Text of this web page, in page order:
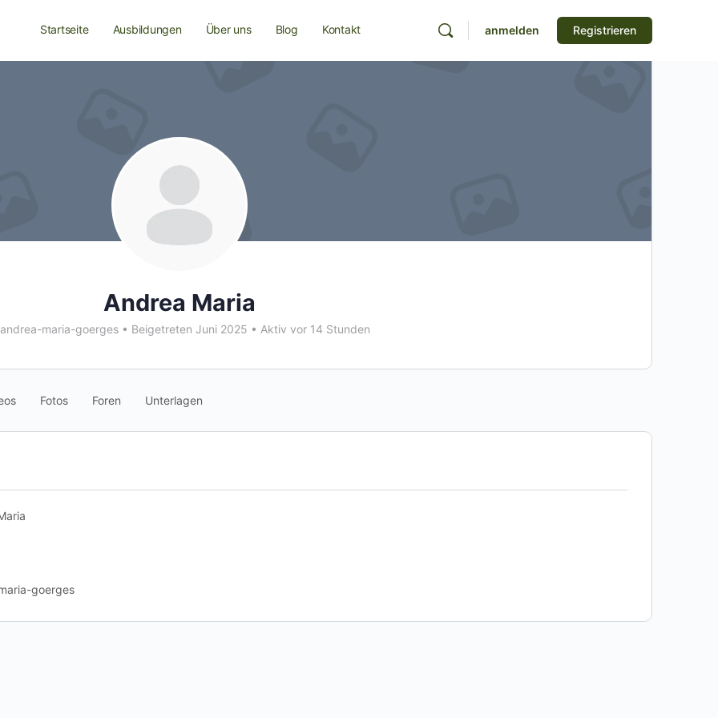
Startseite Ausbildungen Über uns Blog Kontakt anmelden Registrieren
Andrea Maria
maria-goerges • Beigetreten Juni 2025 • Aktiv vor 14 Stunden
Fotos Foren Unterlagen
goerges